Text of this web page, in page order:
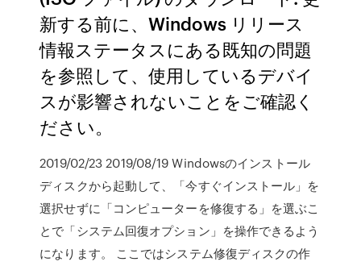
新する前に、Windows リリース
情報ステータスにある既知の問題
を参照して、使用しているデバイ
スが影響されないことをご確認く
ださい。
2019/02/23 2019/08/19 Windowsのインストール
ディスクから起動して、「今すぐインストール」を
選択せずに「コンピューターを修復する」を選ぶこ
とで「システム回復オプション」を操作できるよう
になります。 ここではシステム修復ディスクの作